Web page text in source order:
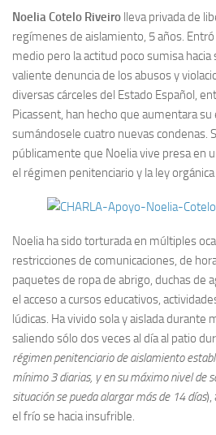
Noelia Cotelo Riveiro lleva privada de
regímenes de aislamiento, 5 años.
medio pero la actitud poco sumisa
valiente denuncia de los abusos y
diversas cárceles del Estado Español,
Picassent, han hecho que aumentara
sumándosele cuatro nuevas condenas.
públicamente que Noelia vive presa en
el régimen penitenciario y la ley
Noelia ha sido torturada en múltiples
restricciones de comunicaciones, de
paquetes de ropa de abrigo, duchas de
el acceso a cursos educativos,
lúdicas. Ha vivido sola y aislada durante
saliendo sólo dos veces al día al patio
régimen penitenciario de aislamiento
mínimo 3 diarias, y en su máximo nivel de
situación se pueda alargar más de 14 días),
el frío se hacia insufrible.